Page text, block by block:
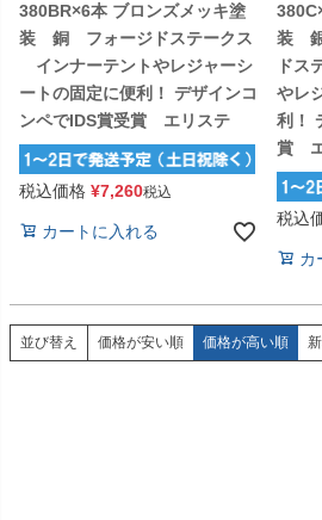
380BR×6本 ブロンズメッキ塗
装 銅 フォージドステークス
インナーテントやレジャーシ
ートの固定に便利！ デザインコ
ンペでIDS賞受賞 エリステ
税込価格 ¥7,260税込
カートに入れる
装
ドス
やレ
利！
賞
税込
カ
並び替え 価格が安い順 価格が高い順